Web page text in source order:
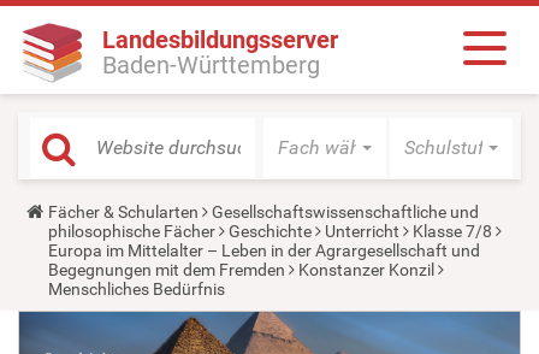
Landesbildungsserver
Baden-Württemberg
Fach wählen Schulstufe
Y
o
u
a
r
e
Fächer & Schularten
Gesellschaftswissenschaftliche und
philosophische Fächer
Geschichte Unterricht
Klasse 7/8
Europa im Mittelalter – Leben in der Agrargesellschaft und
Begegnungen mit dem Fremden
Konstanzer Konzil
Menschliches Bedürfnis